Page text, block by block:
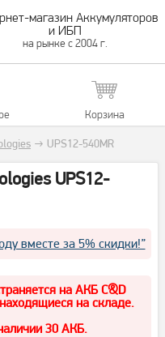
магазин Аккумуляторов
и ИБП
на рынке с 2004 г.
Корзина
→ UPS12-540MR
UPS12-
вместе за 5% скидки!”
на АКБ C&D
на складе.
30 АКБ.